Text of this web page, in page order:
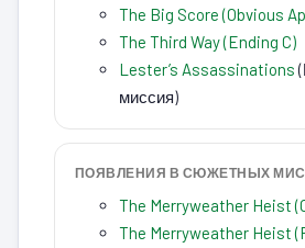
The Big Score (Obvious
The Third Way (Ending C)
Lester’s Assassinations
миссия)
ПОЯВЛЕНИЯ В СЮЖЕТНЫХ
The Merryweather Heist
The Merryweather Heist